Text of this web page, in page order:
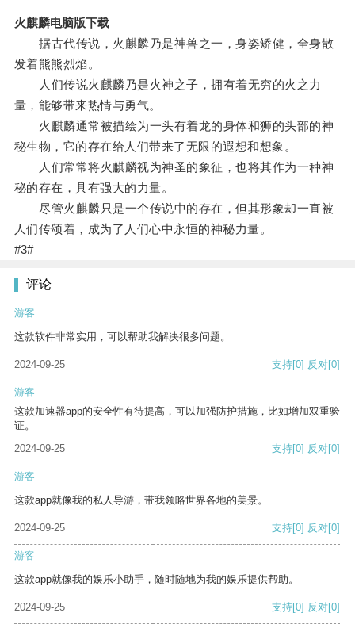
火麒麟电脑版下载
据古代传说，火麒麟乃是神兽之一，身姿矫健，全身散
发着熊熊烈焰。
人们传说火麒麟乃是火神之子，拥有着无穷的火之力
量，能够带来热情与勇气。
火麒麟通常被描绘为一头有着龙的身体和狮的头部的神
秘生物，它的存在给人们带来了无限的遐想和想象。
人们常常将火麒麟视为神圣的象征，也将其作为一种神
秘的存在，具有强大的力量。
尽管火麒麟只是一个传说中的存在，但其形象却一直被
人们传颂着，成为了人们心中永恒的神秘力量。
#3#
评论
游客
这款软件非常实用，可以帮助我解决很多问题。
2024-09-25 支持[0] 反对[0]
游客
这款加速器app的安全性有待提高，可以加强防护措施，比如增加双重验
证。
2024-09-25
支持[0] 反对[0]
游客
这款app就像我的私人导游，带我领略世界各地的美景。
2024-09-25 支持[0] 反对[0]
游客
这款app就像我的娱乐小助手，随时随地为我的娱乐提供帮助。
2024-09-25 支持[0] 反对[0]